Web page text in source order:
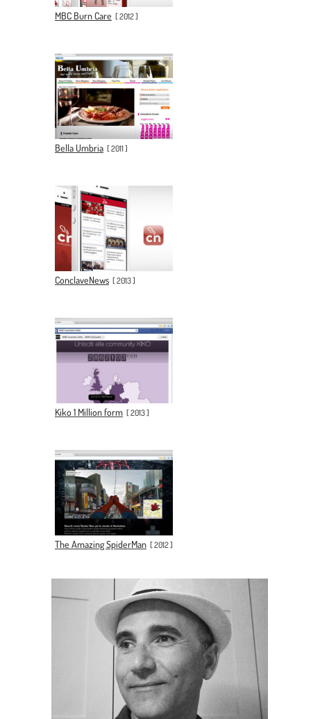
MBC Burn Care [2012]
Bella Umbria [2011]
ConclaveNews [2013]
Kiko 1 Million form [2013]
The Amazing SpiderMan [2012]